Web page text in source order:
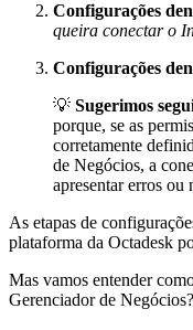
Configurações
queira conectar o
Configurações
💡 Sugerimos
porque, se as
corretamente
de Negócios, a
apresentar erros ou
As etapas de
plataforma da Octadesk
Mas vamos entender
Gerenciador de Negócios?